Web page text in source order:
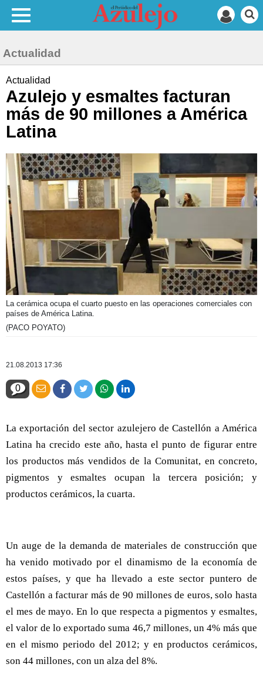
Actualidad
Actualidad
Azulejo y esmaltes facturan
más de 90 millones a América
Latina
La cerámica ocupa el cuarto puesto en las operaciones comerciales con
países de América Latina.
(PACO POYATO)
21.08.2013 17:36
0
La exportación del sector azulejero de Castellón a América
Latina ha crecido este año, hasta el punto de figurar entre
los productos más vendidos de la Comunitat, en concreto,
pigmentos y esmaltes ocupan la tercera posición; y
productos cerámicos, la cuarta.
Un auge de la demanda de materiales de construcción que
ha venido motivado por el dinamismo de la economía de
estos países, y que ha llevado a este sector puntero de
Castellón a facturar más de 90 millones de euros, solo hasta
el mes de mayo. En lo que respecta a pigmentos y esmaltes,
el valor de lo exportado suma 46,7 millones, un 4% más que
en el mismo periodo del 2012; y en productos cerámicos,
son 44 millones, con un alza del 8%.